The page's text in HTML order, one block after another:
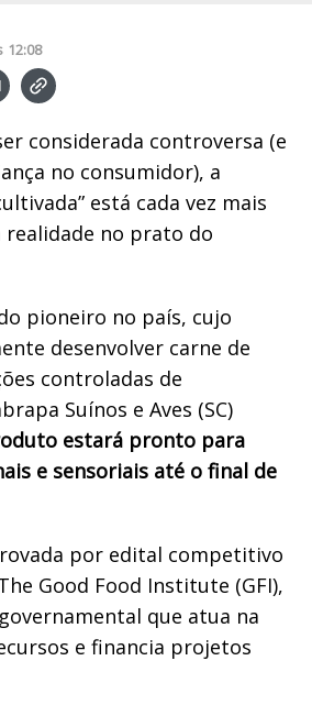
12:08
considerada controversa (e
no consumidor), a
está cada vez mais
no prato do
pioneiro no país, cujo
desenvolver carne de
controladas de
Suínos e Aves (SC)
estará pronto para
e sensoriais até o final de
por edital competitivo
Good Food Institute (GFI),
que atua na
e financia projetos